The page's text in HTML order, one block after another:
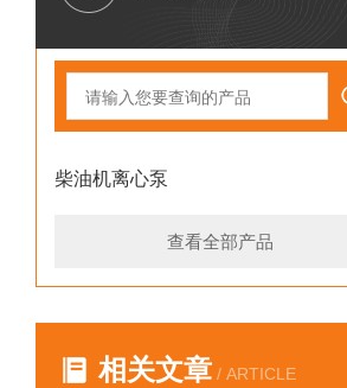
柴油机离心泵
查看全部产品
相关文章 / ARTICLE